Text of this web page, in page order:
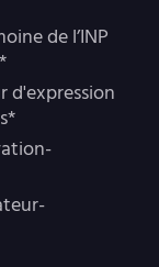
de l’INP
d'expression